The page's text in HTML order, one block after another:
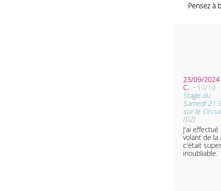
Pensez à
23/09/2024
C. • 10/10
Stage du
Samedi 21
sur le
(02)
J'ai
volant de la
c'était
inoubliable.